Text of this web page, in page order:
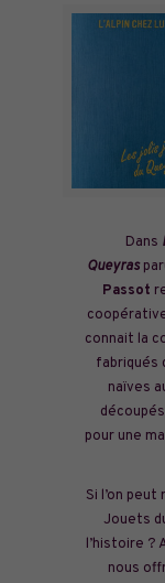
Dans
Queyras
Passot
connait la
fabriqués
naïves
pour une
Si l’on
Jouets
l’histoire ?
nous